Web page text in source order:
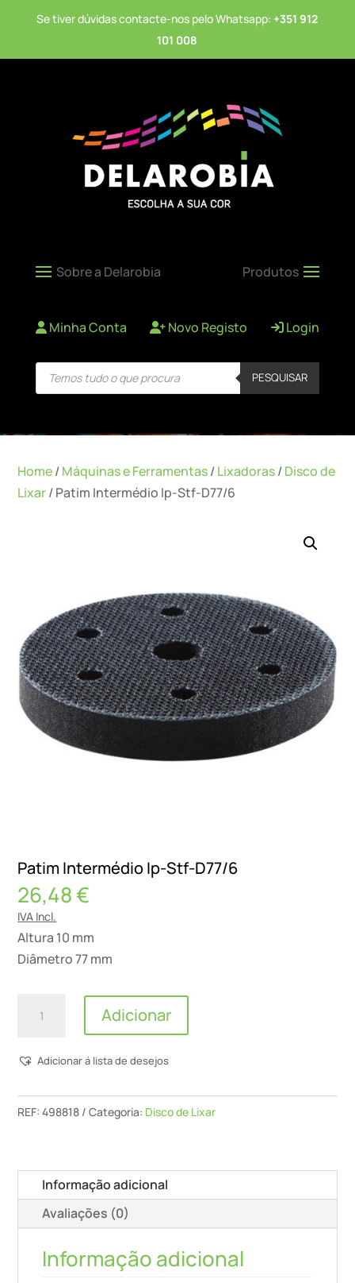
Se tiver dúvidas contacte-nos pelo Whatsapp: +351 912
101 008
Minha Conta Novo Registo Login
Products
search PESQUISAR
Home/Máquinas e Ferramentas/Lixadoras/Disco de
Lixar/ Patim Intermédio Ip-Stf-D77/6
Patim Intermédio Ip-Stf-D77/6
26,48€
IVA Incl.
Altura 10 mm
Diâmetro 77 mm
Quantidade
Intermédio
Stf-
Adicionar
Adicionar á lista de desejos
REF:498818 Categoria: Disco de Lixar
Informação adicional
Avaliações (0)
Informação adicional